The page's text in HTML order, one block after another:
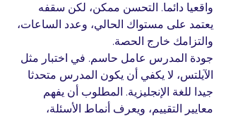
واقعيا دائما. التحسن ممكن، لكن سقفه
يعتمد على مستواك الحالي، وعدد الساعات،
والتزامك خارج الحصة.
جودة المدرس عامل حاسم. في اختبار مثل
الآيلتس، لا يكفي أن يكون المدرس متحدثا
جيدا للغة الإنجليزية. المطلوب أن يفهم
معايير التقييم، ويعرف أنماط الأسئلة،